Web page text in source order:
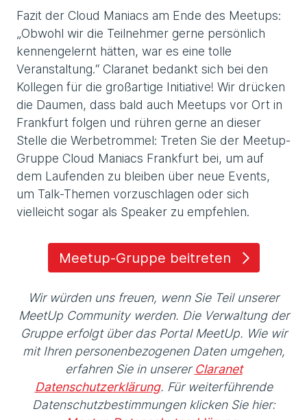
Fazit der Cloud Maniacs am Ende des Meetups:
„Obwohl wir die Teilnehmer gerne persönlich
kennengelernt hätten, war es eine tolle
Veranstaltung.“ Claranet bedankt sich bei den
Kollegen für die großartige Initiative! Wir drücken
die Daumen, dass bald auch Meetups vor Ort in
Frankfurt folgen und rühren gerne an dieser
Stelle die Werbetrommel: Treten Sie der Meetup-
Gruppe Cloud Maniacs Frankfurt bei, um auf
dem Laufenden zu bleiben über neue Events,
um Talk-Themen vorzuschlagen oder sich
vielleicht sogar als Speaker zu empfehlen.
Meetup-Gruppe beitreten
Wir würden uns freuen, wenn Sie Teil unserer
MeetUp Community werden. Die Verwaltung der
Gruppe erfolgt über das Portal MeetUp. Wie wir
mit Ihren personenbezogenen Daten umgehen,
erfahren Sie in unsererClaranet
Datenschutzerklärung. Für weiterführende
Datenschutzbestimmungen klicken Sie hier: